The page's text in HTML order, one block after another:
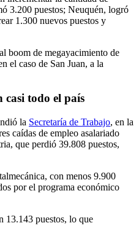
3.200 puestos; Neuquén, logró
1.300 nuevos puestos y
boom de megayacimiento de
el caso de San Juan, a la
casi todo el país
la Secretaría de Trabajo, en la
caídas de empleo asalariado
que perdió 39.808 puestos,
con menos 9.900
por el programa económico
13.143 puestos, lo que